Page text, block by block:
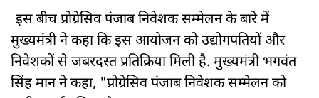
इस बीच प्रोग्रेसिव पंजाब निवेशक सम्मेलन के बारे में
मुख्यमंत्री ने कहा कि इस आयोजन को उद्योगपतियों और
निवेशकों से जबरदस्त प्रतिक्रिया मिली है. मुख्यमंत्री भगवंत
सिंह मान ने कहा, "प्रोग्रेसिव पंजाब निवेशक सम्मेलन को